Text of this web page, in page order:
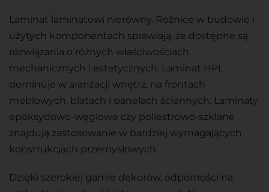
Laminat laminatowi nierówny. Różnice w budowie i
użytych komponentach sprawiają, że dostępne są
rozwiązania o różnych właściwościach
mechanicznych i estetycznych. Laminat HPL
dominuje w aranżacji wnętrz, na frontach
meblowych, blatach i panelach ściennych. Laminaty
epoksydowo-węglowe czy poliestrowo-szklane
znajdują zastosowanie w bardziej wymagających
konstrukcjach przemysłowych.
Dzięki szerokiej gamie dekorów, odporności na